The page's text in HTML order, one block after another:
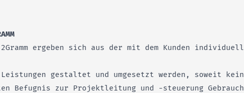
ergeben sich aus der mit dem Kunden
gestaltet und umgesetzt werden, soweit
Befugnis zur Projektleitung und -steuerung